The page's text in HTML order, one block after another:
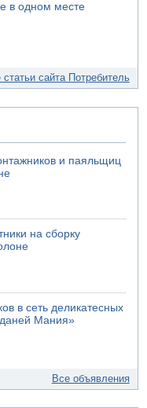
в одном месте
статьи сайта Потребитель
и паяльщиц
на сборку
в сеть деликатесных
Мания»
Все объявления